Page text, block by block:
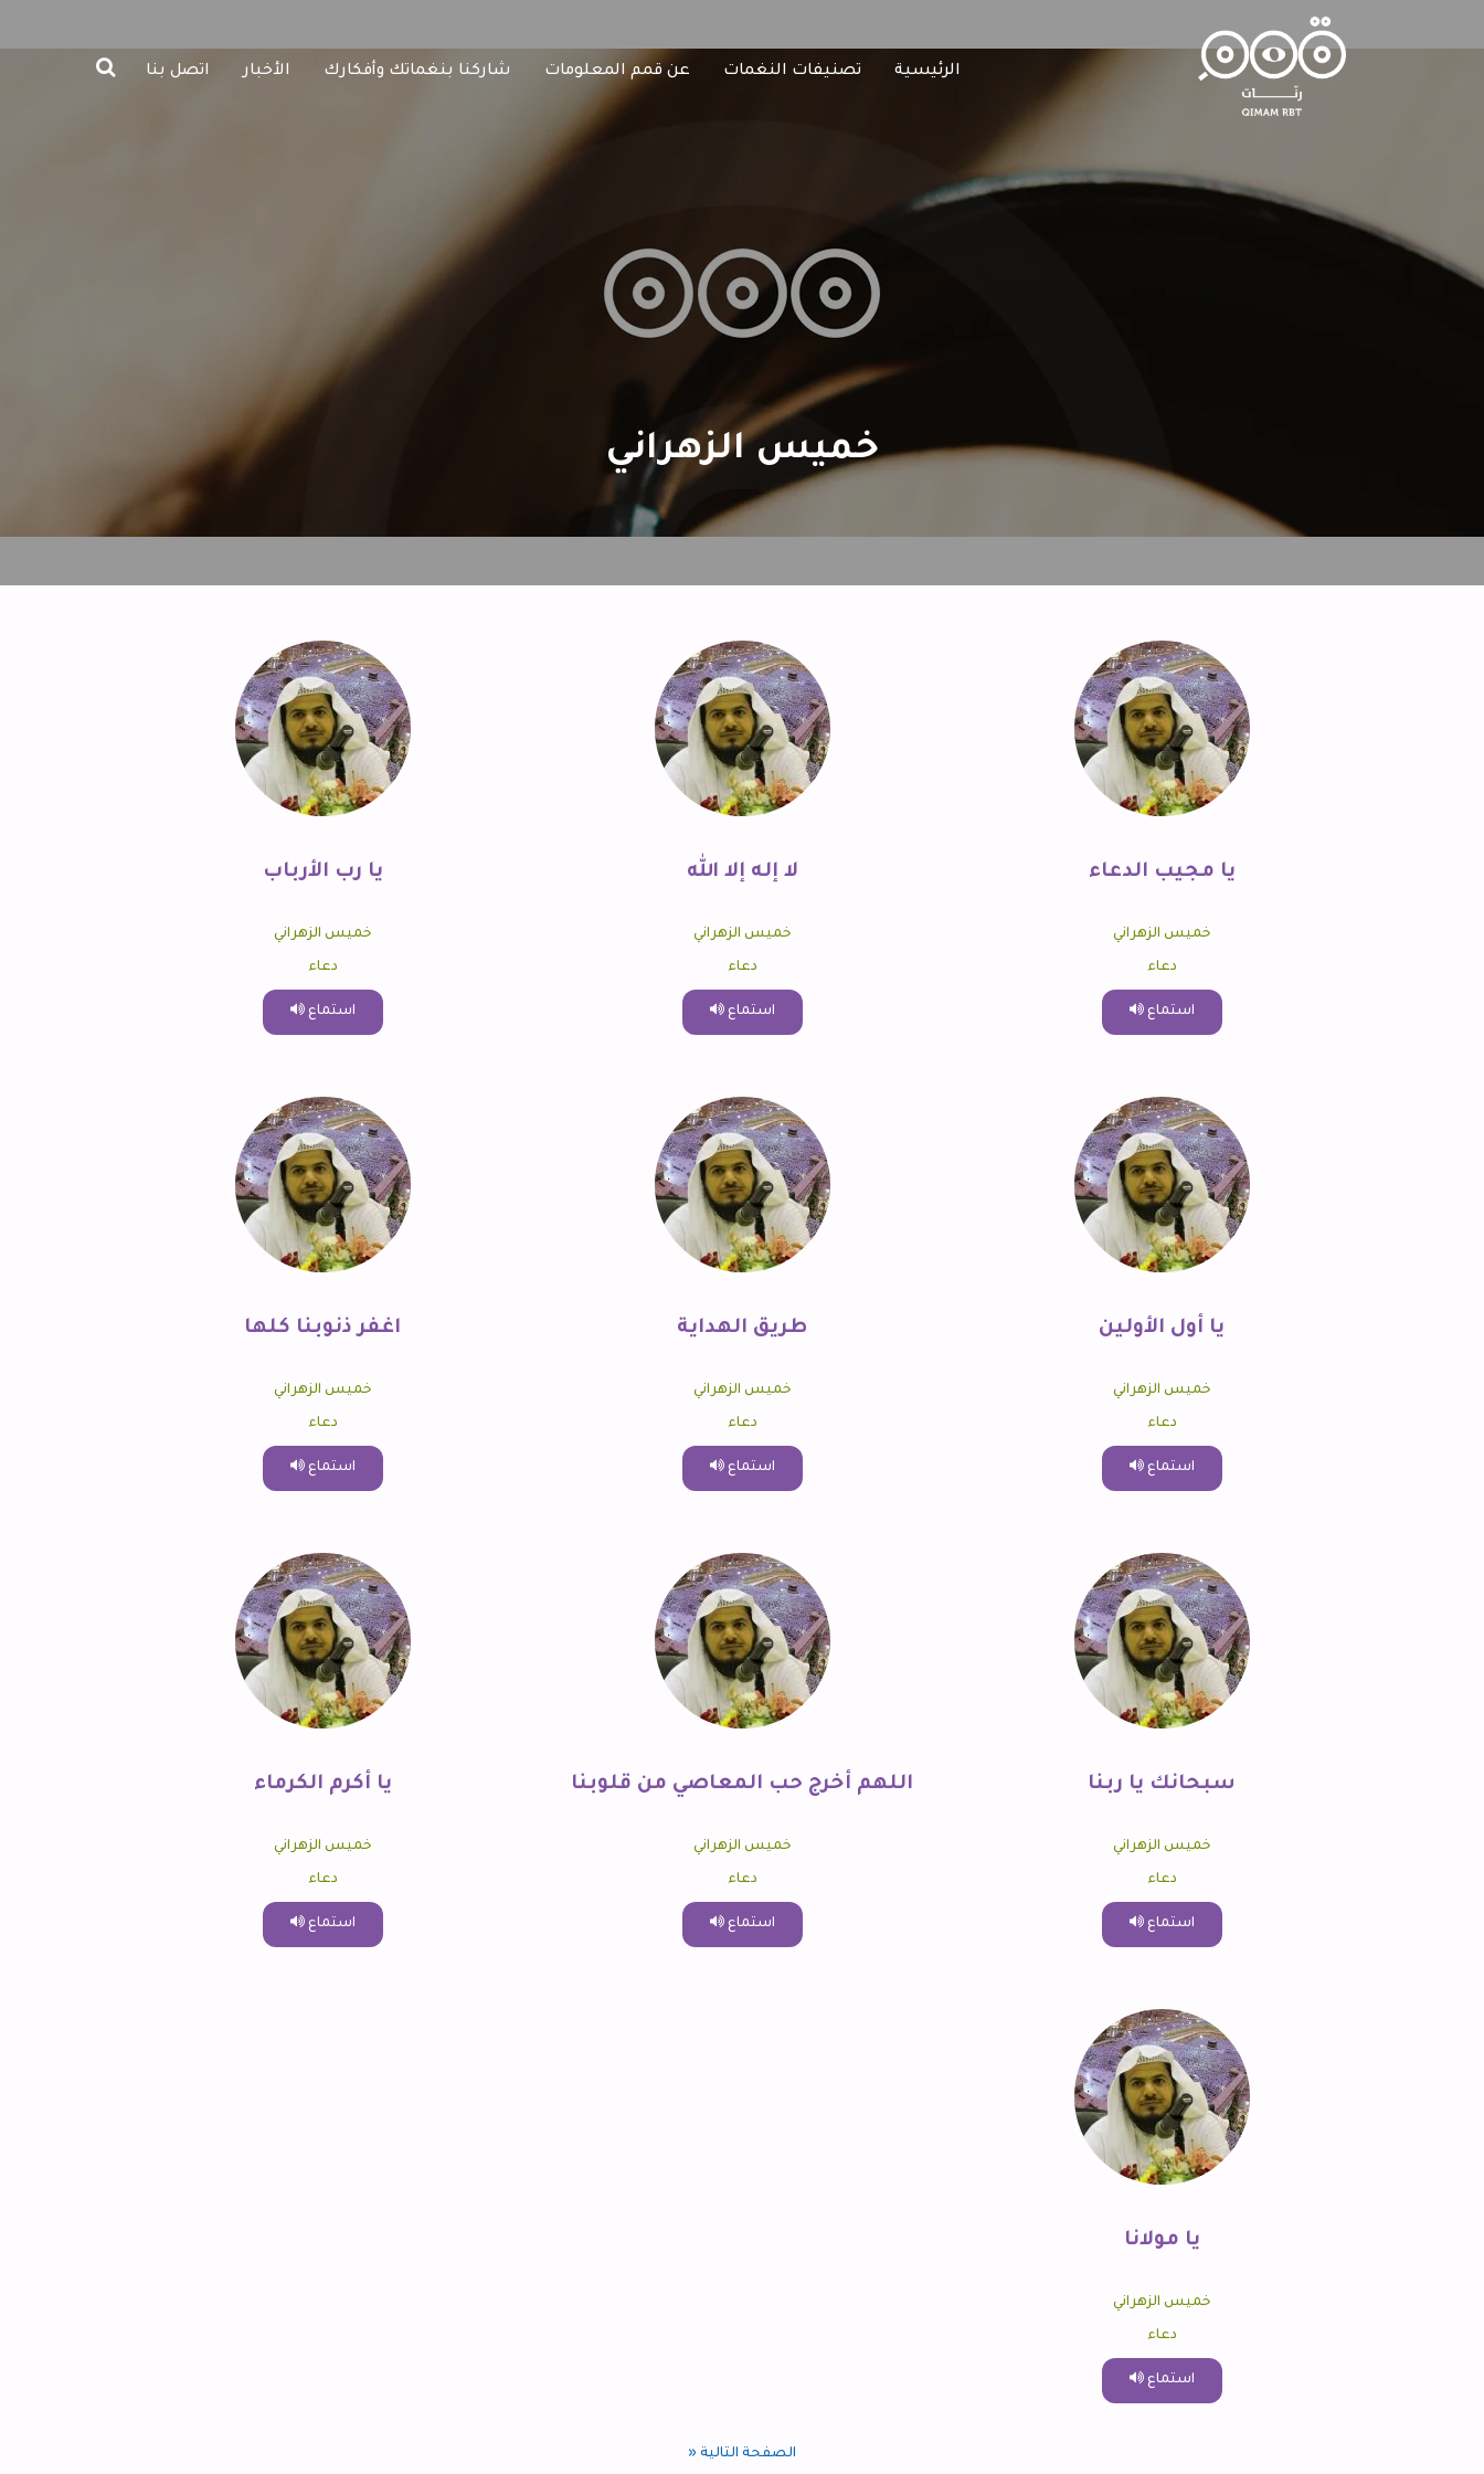
الرئيسية تصنيفات النغمات عن قمم المعلومات شاركنا بنغماتك وأفكارك الأخبار اتصل بنا
خميس الزهراني
يا مجيب الدعاء
خميس الزهراني
دعاء
استماع
لا إله إلا الله
خميس الزهراني
دعاء
استماع
يا رب الأرباب
خميس الزهراني
دعاء
استماع
يا أول الأولين
خميس الزهراني
دعاء
استماع
طريق الهداية
خميس الزهراني
دعاء
استماع
اغفر ذنوبنا كلها
خميس الزهراني
دعاء
استماع
سبحانك يا ربنا
خميس الزهراني
دعاء
استماع
اللهم أخرج حب المعاصي من قلوبنا
خميس الزهراني
دعاء
استماع
يا أكرم الكرماء
خميس الزهراني
دعاء
استماع
يا مولانا
خميس الزهراني
دعاء
استماع
الصفحة التالية «